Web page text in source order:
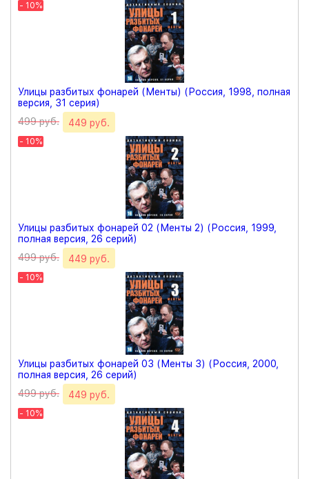
- 10%
Улицы разбитых фонарей (Менты) (Россия, 1998, полная
версия, 31 серия)
499 руб.
449 руб.
- 10%
Улицы разбитых фонарей 02 (Менты 2) (Россия, 1999,
полная версия, 26 серий)
499 руб.
449 руб.
- 10%
Улицы разбитых фонарей 03 (Менты 3) (Россия, 2000,
полная версия, 26 серий)
499 руб.
449 руб.
- 10%